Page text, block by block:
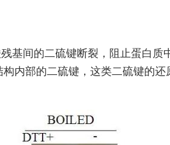
基间的二硫键断裂，阻止蛋白质
内部的二硫键，这类二硫键的